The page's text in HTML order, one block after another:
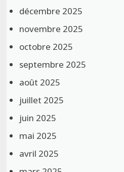
décembre 2025
novembre 2025
octobre 2025
septembre 2025
août 2025
juillet 2025
juin 2025
mai 2025
avril 2025